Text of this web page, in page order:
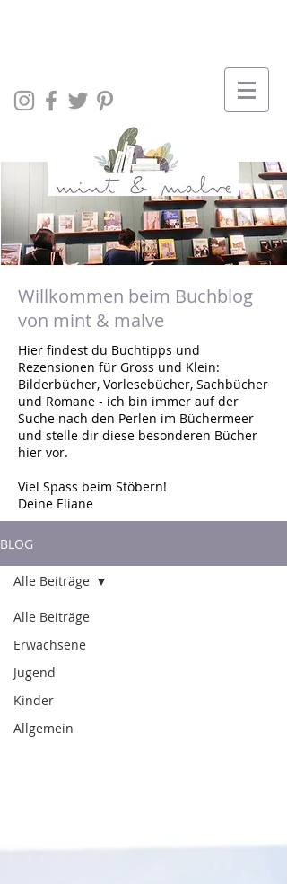
Willkommen beim Buchblog
von mint & malve
Hier findest du Buchtipps und
Rezensionen für Gross und Klein:
Bilderbücher, Vorlesebücher, Sachbücher
und Romane - ich bin immer auf der
Suche nach den Perlen im Büchermeer
und stelle dir diese besonderen Bücher
hier vor.
Viel Spass beim Stöbern!
Deine Eliane
BLOG
Alle Beiträge
Erwachsene
Jugend
Kinder
Allgemein
Alle Beiträge